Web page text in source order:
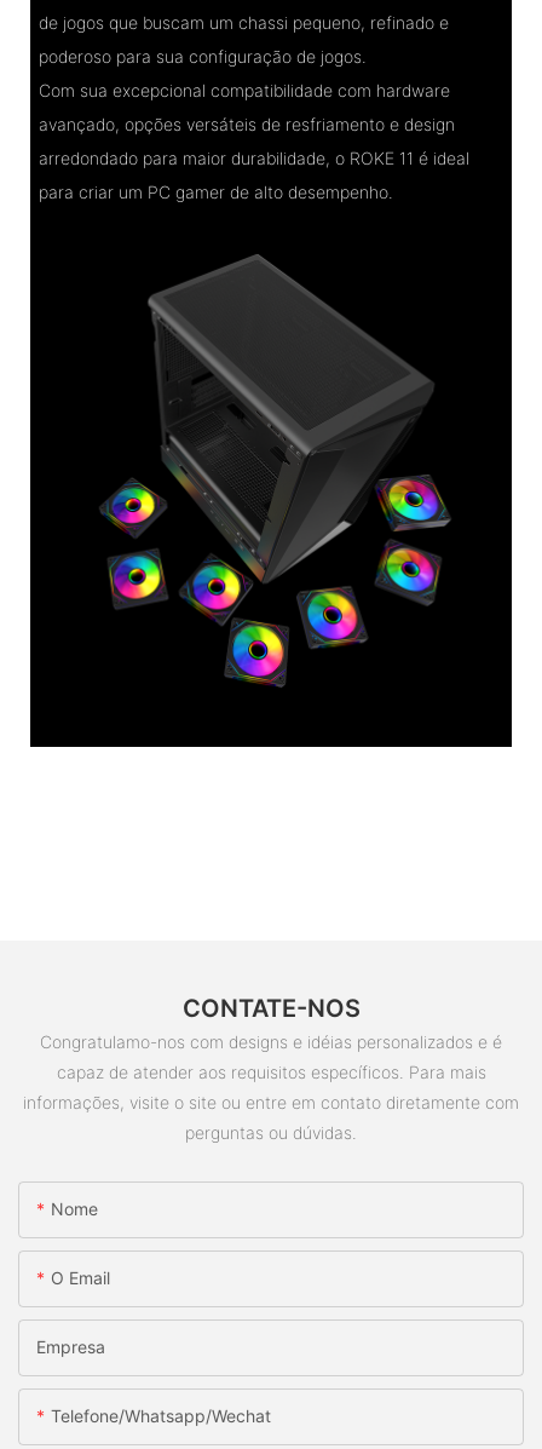
de jogos que buscam um chassi pequeno, refinado e
poderoso para sua configuração de jogos.
Com sua excepcional compatibilidade com hardware
avançado, opções versáteis de resfriamento e design
arredondado para maior durabilidade, o ROKE 11 é ideal
para criar um PC gamer de alto desempenho.
CONTATE-NOS
Congratulamo-nos com designs e idéias personalizados e é
capaz de atender aos requisitos específicos. Para mais
informações, visite o site ou entre em contato diretamente com
perguntas ou dúvidas.
Nome
O Email
Empresa
Telefone/whatsapp/wechat